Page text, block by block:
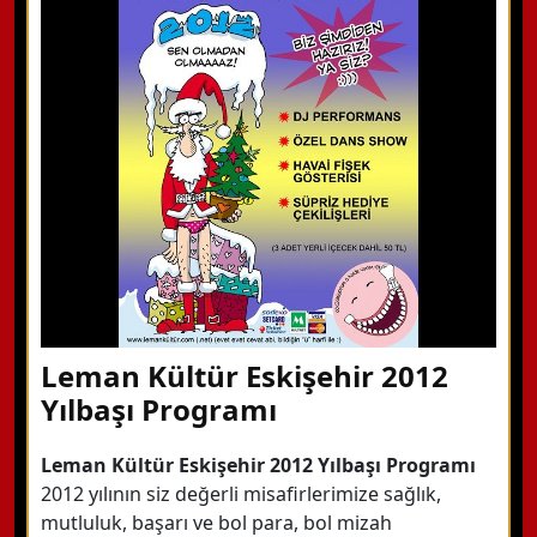
Hemen Arayın
Detaylı Bilgi Alın
Leman Kültür Eskişehir 2012
Yılbaşı Programı
Leman Kültür Eskişehir 2012 Yılbaşı Programı
2012 yılının siz değerli misafirlerimize sağlık,
mutluluk, başarı ve bol para, bol mizah